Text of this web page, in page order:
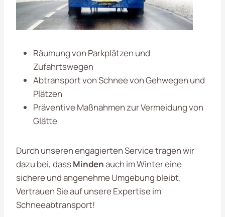
Räumung von Parkplätzen und
Zufahrtswegen
Abtransport von Schnee von Gehwegen und
Plätzen
Präventive Maßnahmen zur Vermeidung von
Glätte
Durch unseren engagierten Service tragen wir
dazu bei, dassMindenauch im Winter eine
sichere und angenehme Umgebung bleibt.
Vertrauen Sie auf unsere Expertise im
Schneeabtransport!